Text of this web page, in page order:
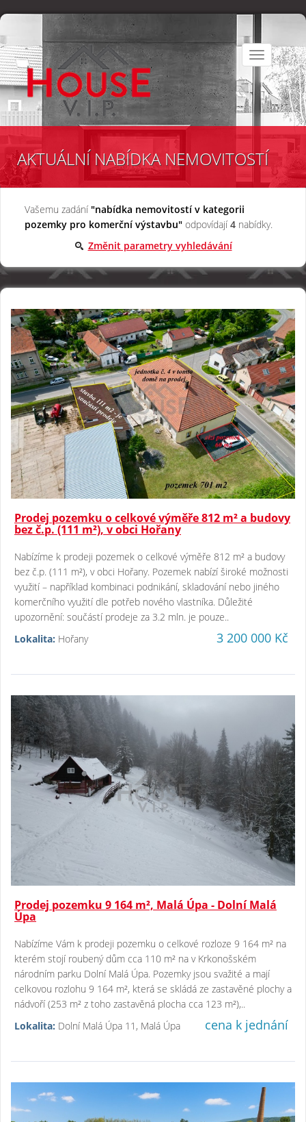
Toggle
navigation
AKTUÁLNÍ NABÍDKA NEMOVITOSTÍ
Vašemu zadání "nabídka nemovitostí v kategorii
pozemky pro komerční výstavbu" odpovídají 4 nabídky.
Změnit parametry vyhledávání
Prodej pozemku o celkové výměře 812 m² a budovy
bez č.p. (111 m²), v obci Hořany
Nabízíme k prodeji pozemek o celkové výměře 812 m² a budovy
bez č.p. (111 m²), v obci Hořany. Pozemek nabízí široké možnosti
využití – například kombinaci podnikání, skladování nebo jiného
komerčního využití dle potřeb nového vlastníka. Důležité
upozornění: součástí prodeje za 3.2 mln. je pouze..
Lokalita: Hořany 3 200 000 Kč
Prodej pozemku 9 164 m², Malá Úpa - Dolní Malá
Úpa
Nabízíme Vám k prodeji pozemku o celkové rozloze 9 164 m² na
kterém stojí roubený dům cca 110 m² na v Krkonošském
národním parku Dolní Malá Úpa. Pozemky jsou svažité a mají
celkovou rozlohu 9 164 m², která se skládá ze zastavěné plochy a
nádvoří (253 m² z toho zastavěná plocha cca 123 m²),..
Lokalita: Dolní Malá Úpa 11, Malá Úpa cena k jednání